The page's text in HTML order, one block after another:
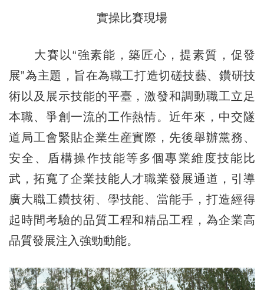
實操比賽現場
大賽以“強素能，築匠心，提素質，促發
展”為主題，旨在為職工打造切磋技藝、鑽研技
術以及展示技能的平臺，激發和調動職工立足
本職、爭創一流的工作熱情。近年來，中交隧
道局工會緊貼企業生産實際，先後舉辦黨務、
安全、盾構操作技能等多個專業維度技能比
武，拓寬了企業技能人才職業發展通道，引導
廣大職工鑽技術、學技能、當能手，打造經得
起時間考驗的品質工程和精品工程，為企業高
品質發展注入強勁動能。